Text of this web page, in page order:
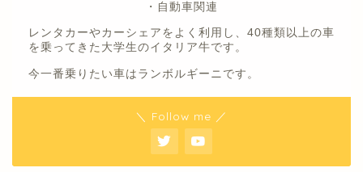
・自動車関連
レンタカーやカーシェアをよく利用し、40種類以上の車
を乗ってきた大学生のイタリア牛です。
今一番乗りたい車はランボルギーニです。
＼ Follow me ／